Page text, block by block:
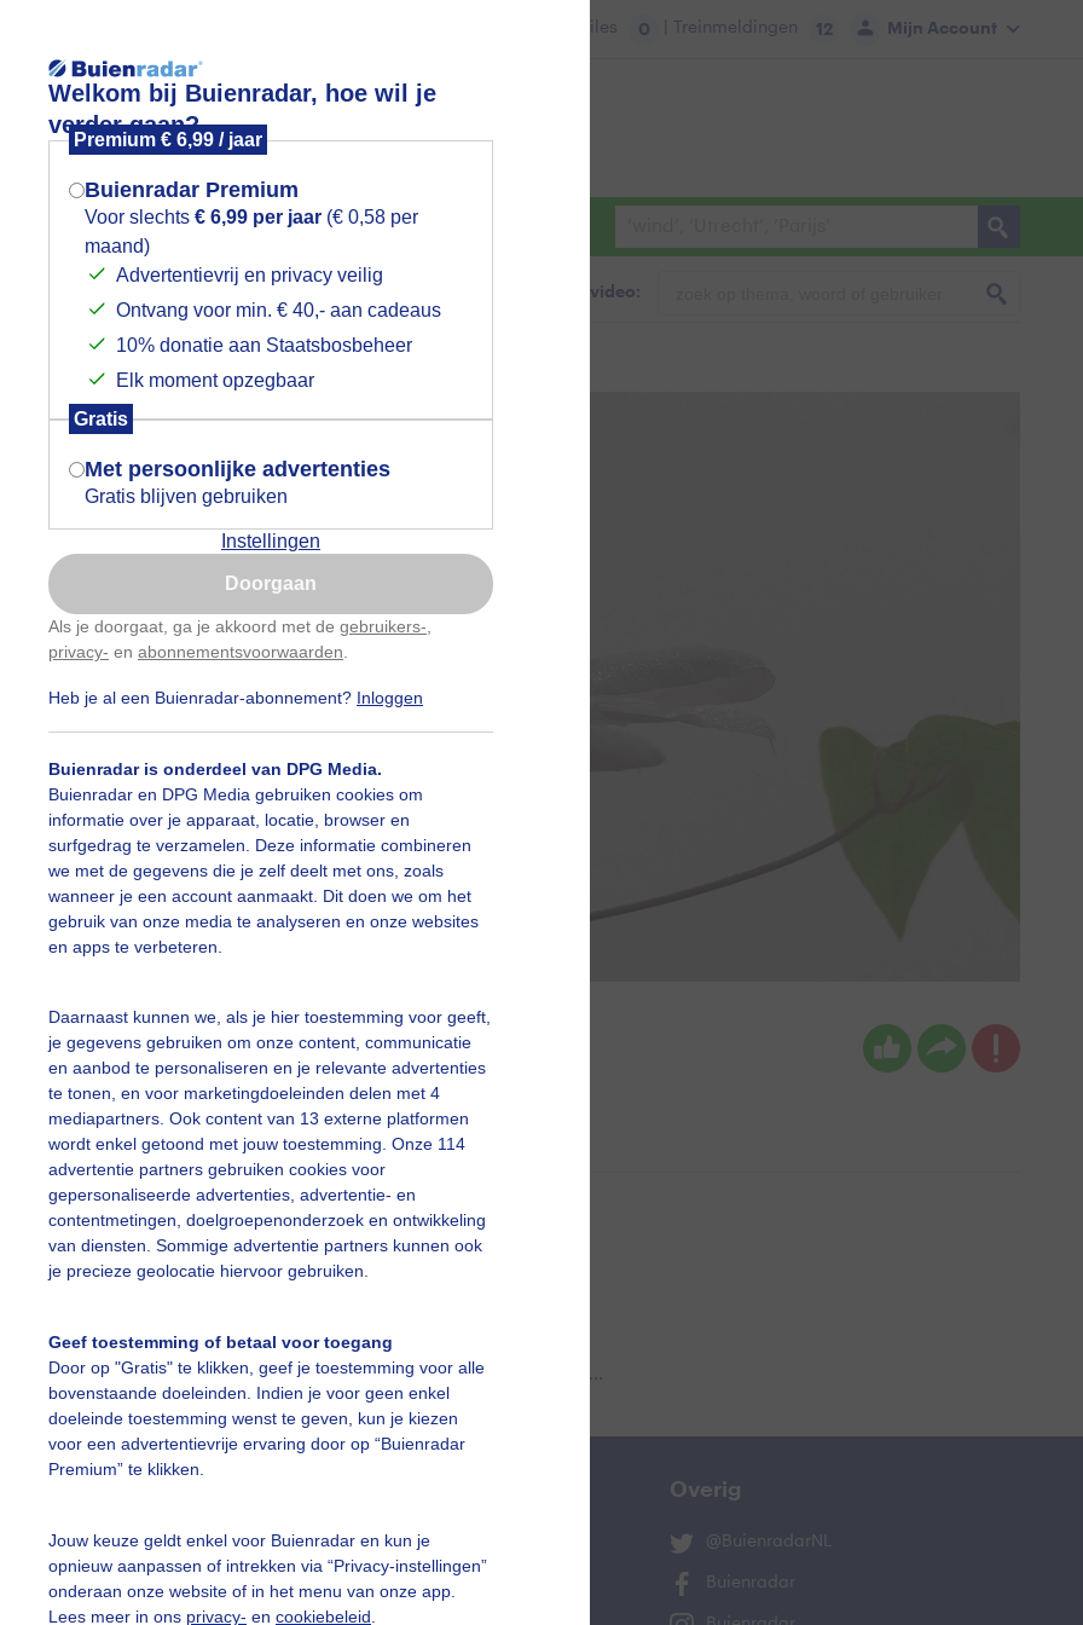
Welkom bij Buienradar, hoe wil je
verder gaan?
Premium € 6,99 / jaar
Buienradar Premium
Voor slechts € 6,99 per jaar (€ 0,58 per
maand)
Advertentievrij en privacy veilig
Ontvang voor min. € 40,- aan cadeaus
10% donatie aan Staatsbosbeheer
Elk moment opzegbaar
Gratis
Met persoonlijke advertenties
Gratis blijven gebruiken
Instellingen
Doorgaan
Als je doorgaat, ga je akkoord met de gebruikers-
privacy- en abonnementsvoorwaarden
Heb je al een Buienradar-abonnement? Inloggen
Buienradar is onderdeel van DPG Media.
Buienradar en DPG Media gebruiken cookies om
informatie over je apparaat, locatie, browser en
surfgedrag te verzamelen. Deze informatie combineren
we met de gegevens die je zelf deelt met ons, zoals
wanneer je een account aanmaakt. Dit doen we om het
gebruik van onze media te analyseren en onze websites
en apps te verbeteren.
Daarnaast kunnen we, als je hier toestemming voor geeft,
je gegevens gebruiken om onze content, communicatie
en aanbod te personaliseren en je relevante advertenties
te tonen, en voor marketingdoeleinden delen met 4
mediapartners. Ook content van 13 externe platformen
wordt enkel getoond met jouw toestemming. Onze 114
advertentie partners gebruiken cookies voor
gepersonaliseerde advertenties, advertentie- en
contentmetingen, doelgroepenonderzoek en ontwikkeling
van diensten. Sommige advertentie partners kunnen ook
je precieze geolocatie hiervoor gebruiken.
Geef toestemming of betaal voor toegang
Door op "Gratis" te klikken, geef je toestemming voor alle
bovenstaande doeleinden. Indien je voor geen enkel
doeleinde toestemming wenst te geven, kun je kiezen
voor een advertentievrije ervaring door op “Buienradar
Premium” te klikken.
Jouw keuze geldt enkel voor Buienradar en kun je
opnieuw aanpassen of intrekken via “Privacy-instellingen”
onderaan onze website of in het menu van onze app.
Lees meer in ons privacy- en cookiebeleid
Mijn Account
Files 0 | Treinmeldingen 12
Foto en video Weerzine
Zoeken in foto & video:
Clematis weer in bloei , zacht gemiezer in de avond
Nellie Bartels Gemaakt: 09-11-2024, 81x bekeken
Regen
slideshow
Een moment geduld aub...
vragen
De Bilt
Overig
@BuienradarNL
Buienradar
Mogen we je locatie gebruiken voor
het weer?
Indien je hier nog geen akkoord op hebt
gegeven, verschijnt er zo een pop-up uit
je browser waarin deze toestemming
gevraagd wordt.
Is goed, toon de popup
Nu niet, misschien later
Gebruik je Safari en wil je niet elke dag deze pop-up
Klikhierom dit aan te passen